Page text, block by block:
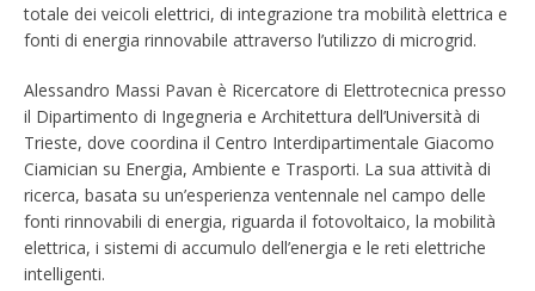
totale dei veicoli elettrici, di integrazione tra mobilità elettrica e
fonti di energia rinnovabile attraverso l’utilizzo di microgrid.
Alessandro Massi Pavan è Ricercatore di Elettrotecnica presso
il Dipartimento di Ingegneria e Architettura dell’Università di
Trieste, dove coordina il Centro Interdipartimentale Giacomo
Ciamician su Energia, Ambiente e Trasporti. La sua attività di
ricerca, basata su un’esperienza ventennale nel campo delle
fonti rinnovabili di energia, riguarda il fotovoltaico, la mobilità
elettrica, i sistemi di accumulo dell’energia e le reti elettriche
intelligenti.